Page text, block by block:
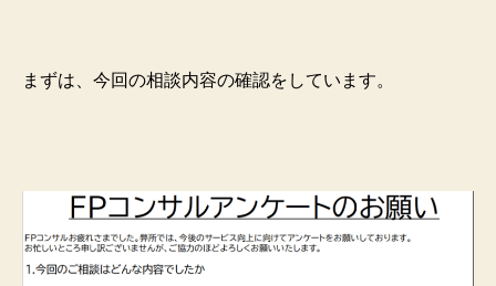
まずは、今回の相談内容の確認をしています。